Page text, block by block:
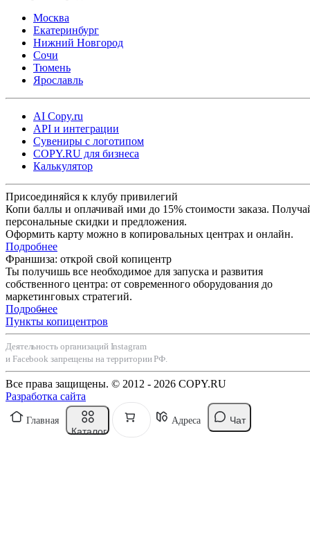
Москва
Екатеринбург
Нижний Новгород
Сочи
Тюмень
Ярославль
AI Copy.ru
API и интеграции
Сувениры с логотипом
COPY.RU для бизнеса
Калькулятор
Присоединяйся к клубу привилегий
Копи баллы и оплачивай ими до 15% стоимости заказа.
персональные скидки и предложения.
Оформить карту можно в копировальных центрах и онлайн.
Подробнее
Франшиза: открой свой копицентр
Ты получишь все необходимое для запуска и развития
собственного центра: от современного оборудования до
маркетинговых стратегий.
Подробнее
Пункты копицентров
Деятельность организаций Instagram
и Facebook запрещены на территории РФ.
Все права защищены. © 2012 - 2026 COPY.RU
Разработка сайта
Главная
Каталог
Адреса Чат